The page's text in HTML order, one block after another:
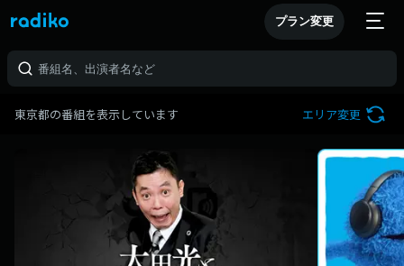
プラン変更
東京都の番組を表示しています エリア変更